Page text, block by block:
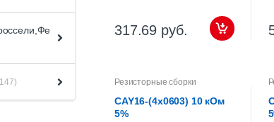
317.69 руб.
Резисторные сборки
CAY16-(4х0603) 10 кОм
5%